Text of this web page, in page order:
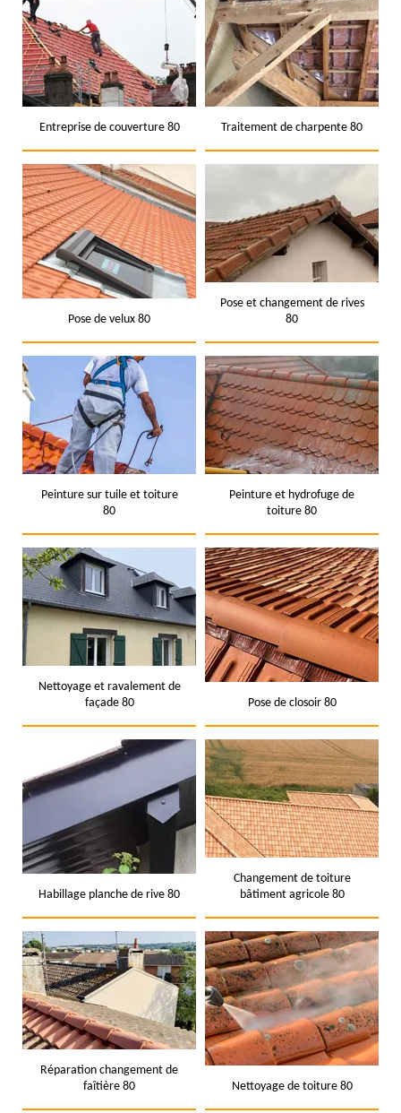
Entreprise de couverture 80 Traitement de charpente 80
Pose de velux 80
Pose et changement de rives
80
Peinture sur tuile et toiture
80
Peinture et hydrofuge de
toiture 80
Nettoyage et ravalement de
façade 80
Pose de closoir 80
Habillage planche de rive 80
Changement de toiture
bâtiment agricole 80
Réparation changement de
faîtière 80
Nettoyage de toiture 80